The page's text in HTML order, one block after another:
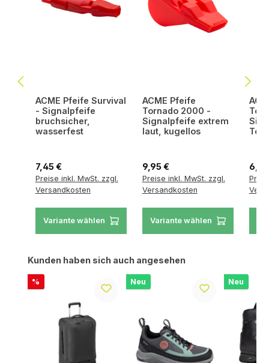
ACME Pfeife Survival
- Signalpfeife
bruchsicher,
wasserfest
Regulärer Preis:
7,45 €
Preise inkl. MwSt. zzgl.
Versandkosten
Variante wählen
ACME Pfeife
Tornado 2000 -
Signalpfeife extrem
laut, kugellos
Regulärer Preis:
9,95 €
Preise inkl. MwSt. zzgl.
Versandkosten
Variante wählen
Produktgalerie überspringen
Kunden haben sich auch angesehen
Rabatt
% Neu Neu